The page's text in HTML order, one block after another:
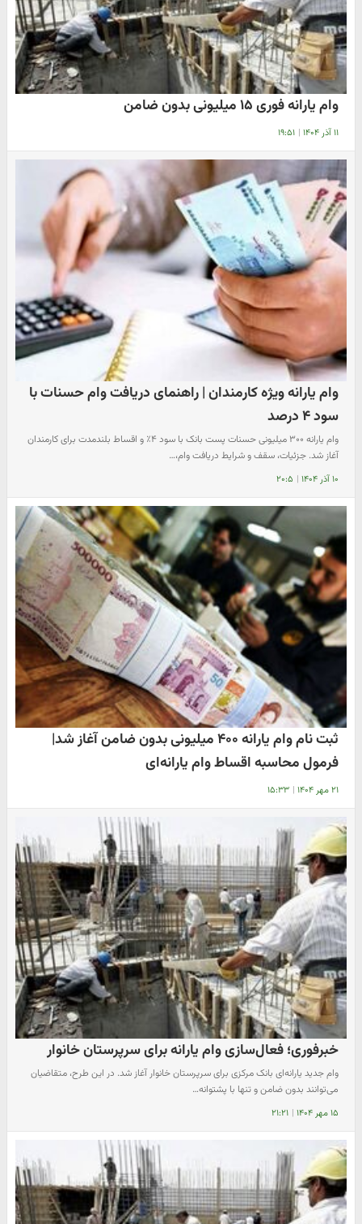
وام یارانه فوری ۱۵ میلیونی بدون ضامن
۱۱ آذر ۱۴۰۴ | ۱۹:۵۱
وام یارانه ویژه کارمندان | راهنمای دریافت وام حسنات با
سود ۴ درصد
وام یارانه ۳۰۰ میلیونی حسنات پست بانک با سود ۴٪ و اقساط بلندمدت برای کارمندان
آغاز شد. جزئیات، سقف و شرایط دریافت وام،…
۱۰ آذر ۱۴۰۴ | ۲۰:۵
ثبت نام وام یارانه ۴۰۰ میلیونی بدون ضامن آغاز شد|
فرمول محاسبه اقساط وام یارانه‌ای
۲۱ مهر ۱۴۰۴ | ۱۵:۳۳
خبرفوری؛ فعال‌سازی وام یارانه برای سرپرستان خانوار
وام جدید یارانه‌ای بانک مرکزی برای سرپرستان خانوار آغاز شد. در این طرح، متقاضیان
می‌توانند بدون ضامن و تنها با پشتوانه…
۱۵ مهر ۱۴۰۴ | ۲۱:۲۱